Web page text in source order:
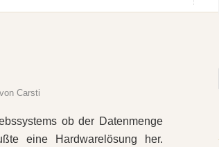
von Carsti
ob der Datenmenge
eine Hardwarelösung her.